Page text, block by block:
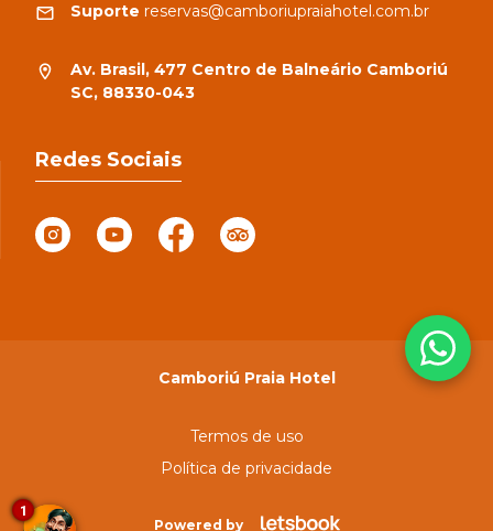
Suporte reservas@camboriupraiahotel.com.br
Av. Brasil, 477 Centro de Balneário Camboriú
SC, 88330-043
Redes Sociais
Camboriú Praia Hotel
Termos de uso
Política de privacidade
Powered by
1